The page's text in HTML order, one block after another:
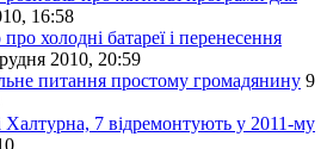
16:58
холодні батареї і перенесення
2010, 20:59
питання простому громадянину 9
Халтурна, 7 відремонтують у 2011-му